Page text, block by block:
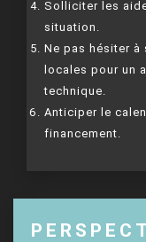
Solliciter les
situation.
Ne pas hésiter à
locales pour un
technique.
Anticiper le
financement.